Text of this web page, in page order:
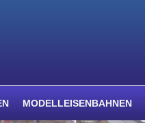
MODELLEISENBAHNEN